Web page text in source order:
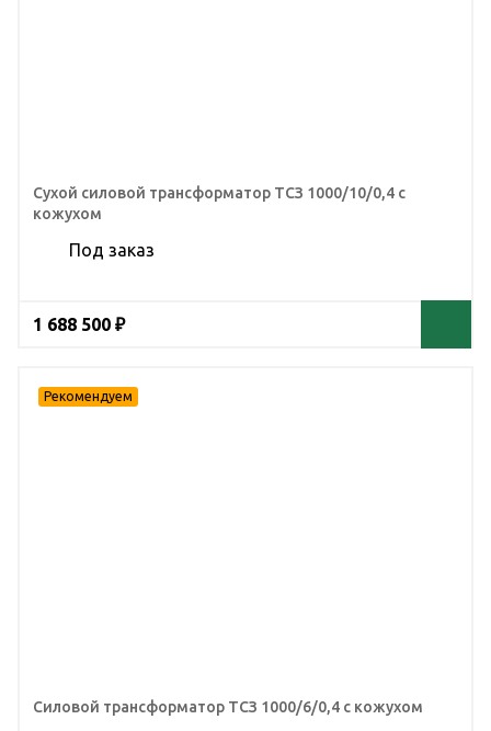
Сухой силовой трансформатор ТСЗ 1000/10/0,4 с
кожухом
Под заказ
1 688 500 ₽
Силовой трансформатор ТСЗ 1000/6/0,4 с кожухом